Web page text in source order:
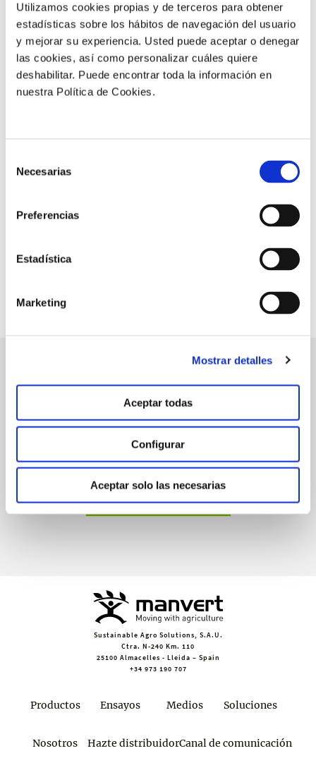
Utilizamos cookies propias y de terceros para obtener
estadísticas sobre los hábitos de navegación del usuario
y mejorar su experiencia. Usted puede aceptar o denegar
las cookies, así como personalizar cuáles quiere
deshabilitar. Puede encontrar toda la información en
nuestra Política de Cookies.
Necesarias
Preferencias
Estadística
Marketing
Mostrar detalles
Aceptar todas
Configurar
Aceptar solo las necesarias
+10,7 %
de frutos que reúnen las
condiciones óptimas de
recolección en el primer pase
manvert
croptology
Recibe invitaciones exclusivas a jornadas de formación y
webinars, asesoramiento técnico y nuestra newsletter.
Únete a croptology
Sustainable Agro Solutions, S.A.U.
Ctra. N-240 Km. 110
25100 Almacelles - Lleida – Spain
+34 973 190 707
Productos Ensayos Medios Soluciones
Nosotros Hazte distribuidorCanal de comunicación